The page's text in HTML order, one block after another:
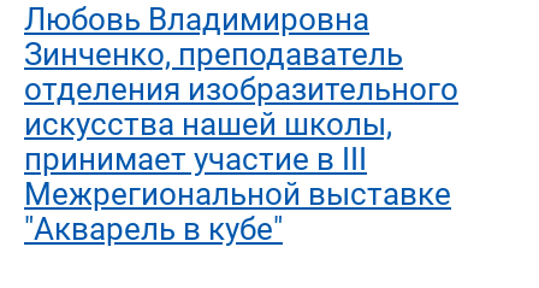
Любовь Владимировна
Зинченко, преподаватель
отделения изобразительного
искусства нашей школы,
принимает участие в III
Межрегиональной выставке
"Акварель в кубе"